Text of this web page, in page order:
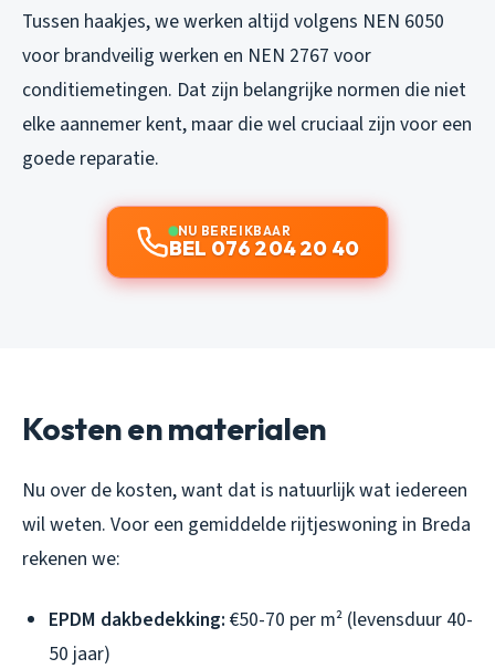
Tussen haakjes, we werken altijd volgens NEN 6050
voor brandveilig werken en NEN 2767 voor
conditiemetingen. Dat zijn belangrijke normen die niet
elke aannemer kent, maar die wel cruciaal zijn voor een
goede reparatie.
NU BEREIKBAAR
BEL 076 204 20 40
Kosten en materialen
Nu over de kosten, want dat is natuurlijk wat iedereen
wil weten. Voor een gemiddelde rijtjeswoning in Breda
rekenen we:
EPDM dakbedekking: €50-70 per m² (levensduur 40-
50 jaar)